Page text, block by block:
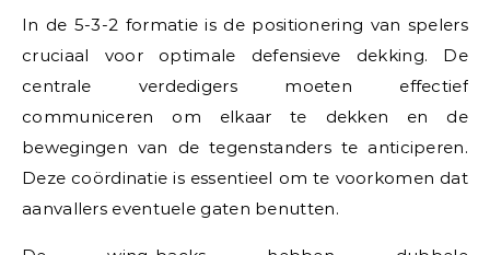
In de 5-3-2 formatie is de positionering van spelers
cruciaal voor optimale defensieve dekking. De
centrale verdedigers moeten effectief
communiceren om elkaar te dekken en de
bewegingen van de tegenstanders te anticiperen.
Deze coördinatie is essentieel om te voorkomen dat
aanvallers eventuele gaten benutten.